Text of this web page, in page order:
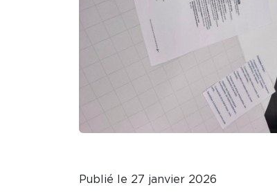
Publié le 27 janvier 2026